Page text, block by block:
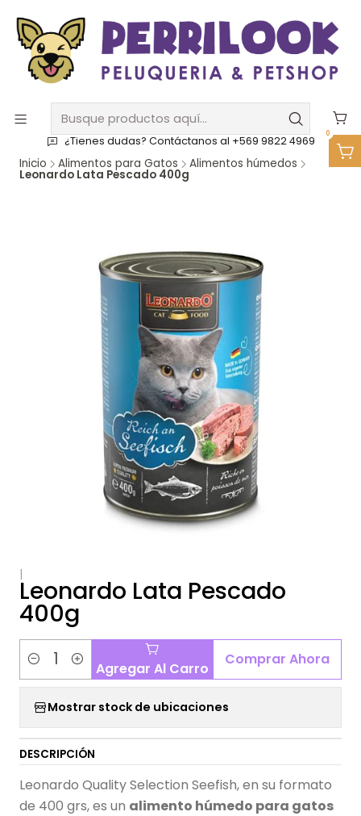
0
¿Tienes dudas? Contáctanos al +569 9822 4969
Inicio Alimentos para Gatos Alimentos húmedos
Leonardo Lata Pescado 400g
|
Leonardo Lata Pescado
400g
Cantidad Agregar Al Carro
Comprar Ahora
Mostrar stock de ubicaciones
DESCRIPCIÓN
Leonardo Quality Selection Seefish, en su formato
de 400 grs, es un alimento húmedo para gatos